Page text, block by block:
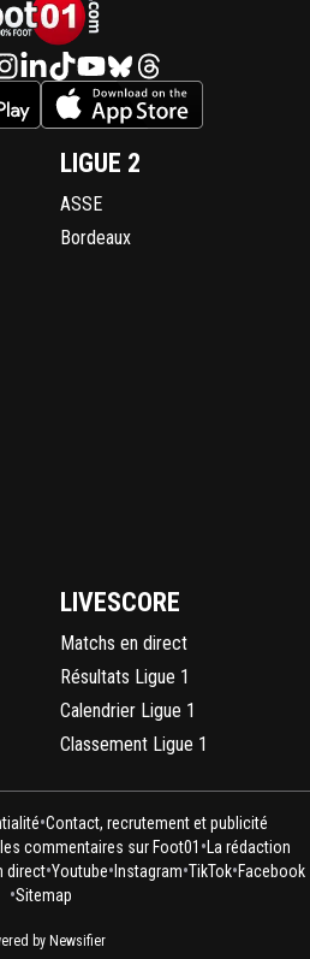
LIGUE 2
ASSE
Bordeaux
LIVESCORE
Matchs en direct
Résultats Ligue 1
Calendrier Ligue 1
Classement Ligue 1
•Contact, recrutement et publicité
commentaires sur Foot01 • La rédaction
direct•Youtube• Instagram•TikTok•Facebook
•Sitemap
by Newsifier